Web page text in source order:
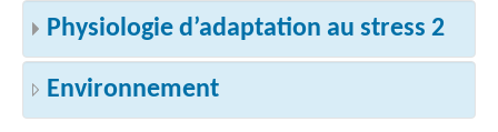
Physiologie d’adaptation au stress 2
Environnement